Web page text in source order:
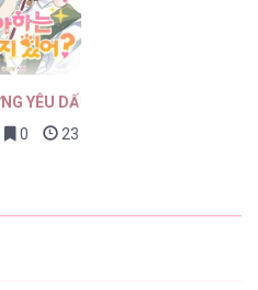
YÊU DẤU
0 23 giờ trước